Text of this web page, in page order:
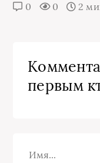
0 0 2
первым